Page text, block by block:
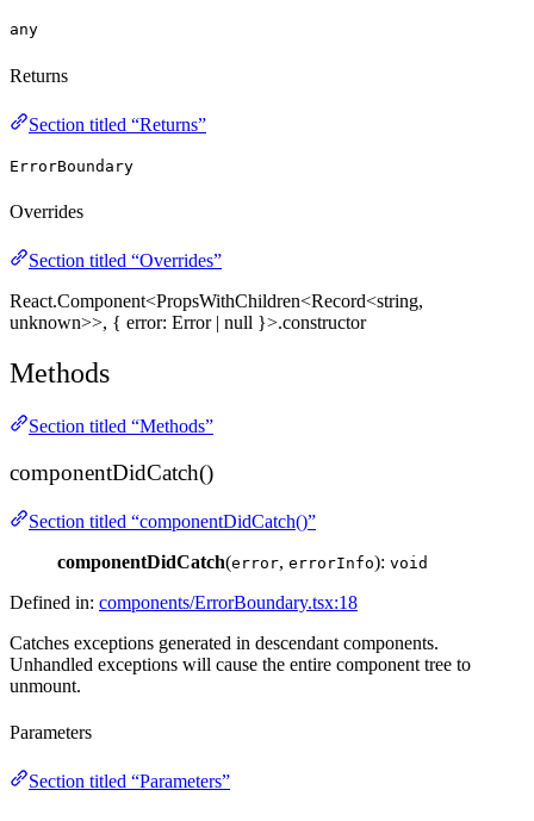
any
Returns
Section titled “Returns”
ErrorBoundary
Overrides
Section titled “Overrides”
React.Component<PropsWithChildren<Record<string,
unknown>>, { error: Error | null }>.constructor
Methods
Section titled “Methods”
componentDidCatch()
Section titled “componentDidCatch()”
componentDidCatch(error, errorInfo): void
Defined in: components/ErrorBoundary.tsx:18
Catches exceptions generated in descendant components.
Unhandled exceptions will cause the entire component tree to
unmount.
Parameters
Section titled “Parameters”